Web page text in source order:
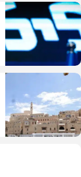
בארץ
פוליטי